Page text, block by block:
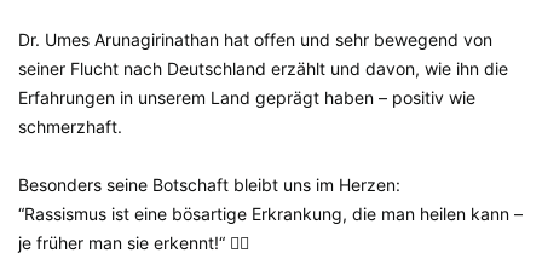
Dr. Umes Arunagirinathan hat offen und sehr bewegend von
seiner Flucht nach Deutschland erzählt und davon, wie ihn die
Erfahrungen in unserem Land geprägt haben – positiv wie
schmerzhaft.
Besonders seine Botschaft bleibt uns im Herzen:
“Rassismus ist eine bösartige Erkrankung, die man heilen kann –
je früher man sie erkennt!“ ✊🏼